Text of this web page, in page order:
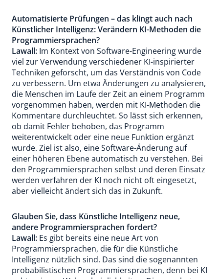
Automatisierte Prüfungen – das klingt auch nach
Künstlicher Intelligenz: Verändern KI-Methoden die
Programmiersprachen?
Lawall: Im Kontext von Software-Engineering wurde
viel zur Verwendung verschiedener KI-inspirierter
Techniken geforscht, um das Verständnis von Code
zu verbessern. Um etwa Änderungen zu analysieren,
die Menschen im Laufe der Zeit an einem Programm
vorgenommen haben, werden mit KI-Methoden die
Kommentare durchleuchtet. So lässt sich erkennen,
ob damit Fehler behoben, das Programm
weiterentwickelt oder eine neue Funktion ergänzt
wurde. Ziel ist also, eine Software-Änderung auf
einer höheren Ebene automatisch zu verstehen. Bei
den Programmiersprachen selbst und deren Einsatz
werden verfahren der KI noch nicht oft eingesetzt,
aber vielleicht ändert sich das in Zukunft.
Glauben Sie, dass Künstliche Intelligenz neue,
andere Programmiersprachen fordert?
Lawall: Es gibt bereits eine neue Art von
Programmiersprachen, die für die Künstliche
Intelligenz nützlich sind. Das sind die sogenannten
probabilistischen Programmiersprachen, denn bei KI